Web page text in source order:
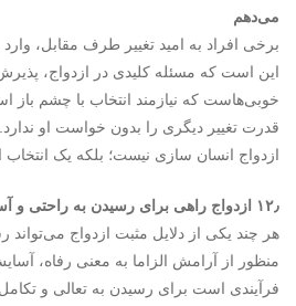
می‌دهم
برخی افراد به امید تغییر طرف مقابل،
این است که مسئله کلیدی در ازدواج،
خوبی‌هاست که نیازمند انتخاب با چشم باز
قدرت تغییر دیگری را بدون خواست او
ازدواج انسان ­سازی نیست؛ بلکه یک
۱۲٫ ازدواج راهی برای رسیدن به راحتی و آسودگی
هر چند یکی از دلایل مثبت ازدواج می‌تواند
منظور از آرامش الزاما به معنی رفاه،
فرآیندی ا­ست برای رسیدن به تعالی و